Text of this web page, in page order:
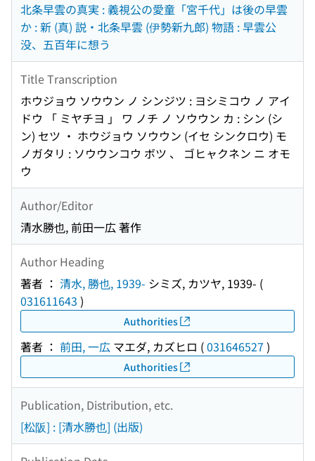
北条早雲の真実 : 義視公の愛童「宮千代」は後の早雲
か : 新 (真) 説・北条早雲 (伊勢新九郎) 物語 : 早雲公
没、五百年に想う
Title Transcription
ホウジョウ ソウウン ノ シンジツ : ヨシミコウ ノ アイ
ドウ 「 ミヤチヨ 」 ワ ノチ ノ ソウウン カ : シン (シ
ン) セツ ・ ホウジョウ ソウウン (イセ シンクロウ) モ
ノガタリ : ソウウンコウ ボツ 、 ゴヒャクネン ニ オモ
ウ
Author/Editor
清水勝也, 前田一広 著作
Author Heading
著者 ： 清水, 勝也, 1939- シミズ, カツヤ, 1939- (
031611643 )
Authorities
著者 ： 前田, 一広 マエダ, カズヒロ (031646527 )
Authorities
Publication, Distribution, etc.
[松阪] : [清水勝也] (出版)